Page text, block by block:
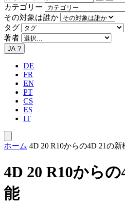
カテゴリー
その対象は誰か
タグ
著者
JA ?
DE
FR
EN
PT
CS
ES
IT
ホーム 4D 20 R10からの4D 21の新
4D 20 R10から
能